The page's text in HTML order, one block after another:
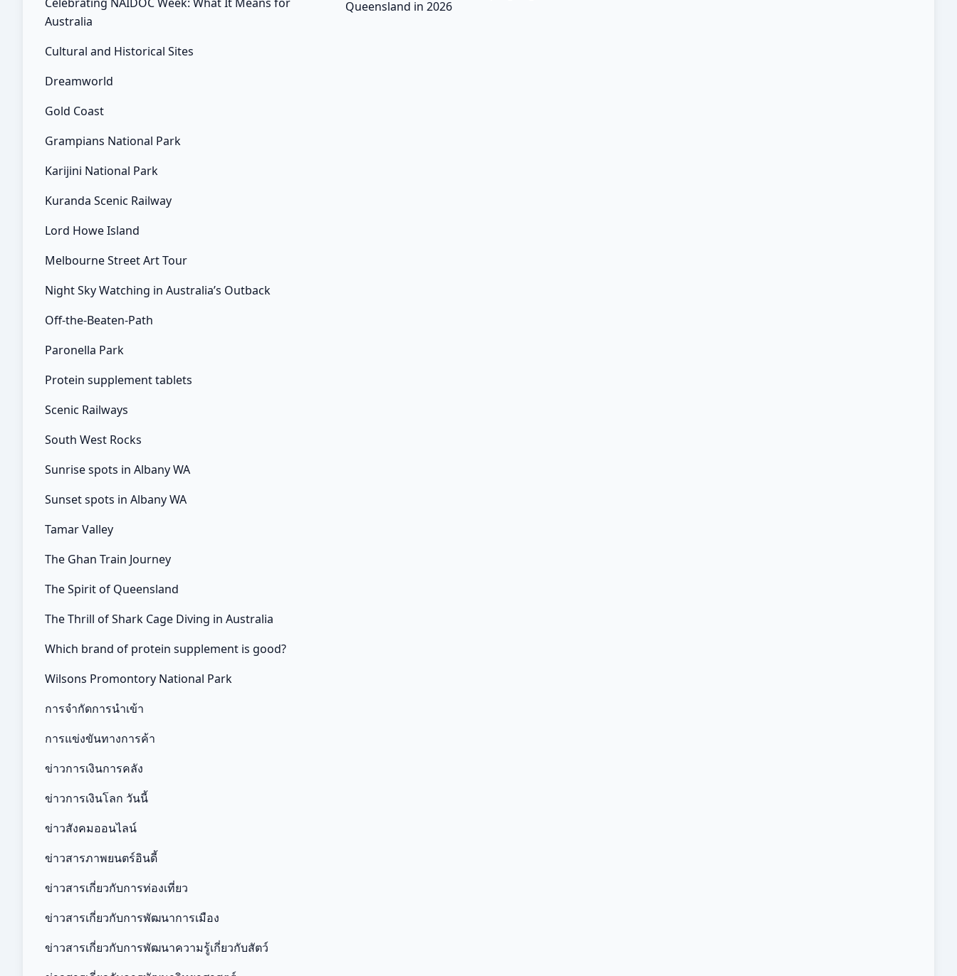
Australia
Cultural and Historical Sites
Dreamworld
Gold Coast
Grampians National Park
Karijini National Park
Kuranda Scenic Railway
Lord Howe Island
Melbourne Street Art Tour
Night Sky Watching in Australia’s Outback
Off-the-Beaten-Path
Paronella Park
Protein supplement tablets
Scenic Railways
South West Rocks
Sunrise spots in Albany WA
Sunset spots in Albany WA
Tamar Valley
The Ghan Train Journey
The Spirit of Queensland
The Thrill of Shark Cage Diving in Australia
Which brand of protein supplement is good?
Wilsons Promontory National Park
การจำกัดการนำเข้า
การแข่งขันทางการค้า
ข่าวการเงินการคลัง
ข่าวการเงินโลก วันนี้
ข่าวสังคมออนไลน์
ข่าวสารภาพยนตร์อินดี้
ข่าวสารเกี่ยวกับการท่องเที่ยว
ข่าวสารเกี่ยวกับการพัฒนาการเมือง
ข่าวสารเกี่ยวกับการพัฒนาความรู้เกี่ยวกับสัตว์
Queensland in 2026